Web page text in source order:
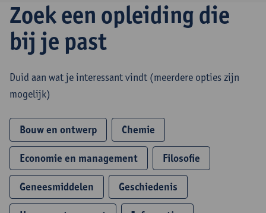
Zoek een opleiding die
bij je past
Duid aan wat je interessant vindt (meerdere opties zijn
mogelijk)
Bouw en ontwerp Chemie
Economie en management Filosofie
Geneesmiddelen Geschiedenis